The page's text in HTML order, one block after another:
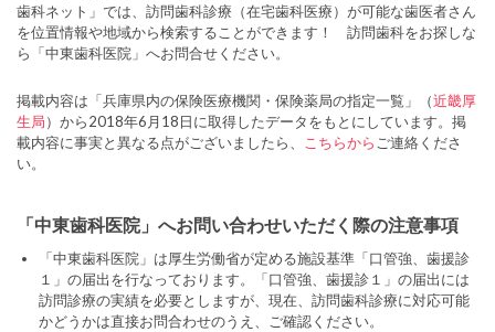
歯科ネット」では、訪問歯科診療（在宅歯科医療）が可能な歯医者さん
を位置情報や地域から検索することができます！ 訪問歯科をお探しな
ら「中東歯科医院」へお問合せください。
掲載内容は「兵庫県内の保険医療機関・保険薬局の指定一覧」（近畿厚
生局）から2018年6月18日に取得したデータをもとにしています。掲
載内容に事実と異なる点がございましたら、
こちらから ご連絡くださ
い。
「中東歯科医院」へお問い合わせいただく際の注意事項
「中東歯科医院」は厚生労働省が定める施設基準「口管強、歯援診
１」の届出を行なっております。「口管強、歯援診１」の届出には
訪問診療の実績を必要としますが、現在、訪問歯科診療に対応可能
かどうかは直接お問合わせのうえ、ご確認ください。